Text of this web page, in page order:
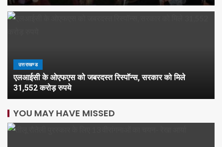
उत्तराखण्ड
एलआईसी के ओएफएस को जबरदस्त रिस्पॉन्स, सरकार को मिले
31,552 करोड़ रुपये
YOU MAY HAVE MISSED